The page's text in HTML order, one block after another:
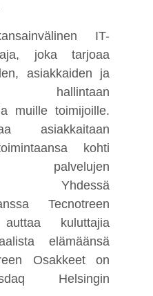
IT-
joka tarjoaa
asiakkaiden ja
hallintaan
muille toimijoille.
asiakkaitaan
kohti
palvelujen
Yhdessä
Tecnotreen
kuluttajia
elämäänsä
Osakkeet on
Helsingin